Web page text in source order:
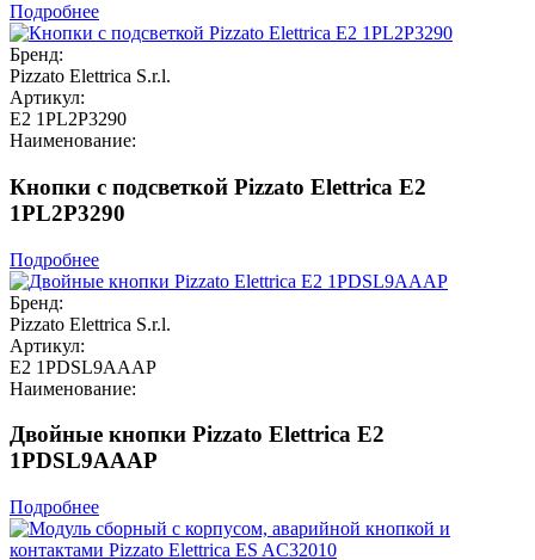
Подробнее
Бренд:
Pizzato Elettrica S.r.l.
Артикул:
E2 1PL2P3290
Наименование:
Кнопки с подсветкой Pizzato Elettrica E2
1PL2P3290
Подробнее
Бренд:
Pizzato Elettrica S.r.l.
Артикул:
E2 1PDSL9AAAP
Наименование:
Двойные кнопки Pizzato Elettrica E2
1PDSL9AAAP
Подробнее